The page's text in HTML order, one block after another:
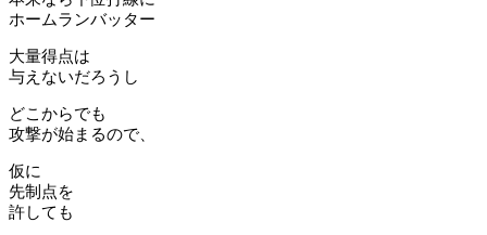
ホームランバッター
大量得点は
与えないだろうし
どこからでも
攻撃が始まるので、
仮に
先制点を
許しても